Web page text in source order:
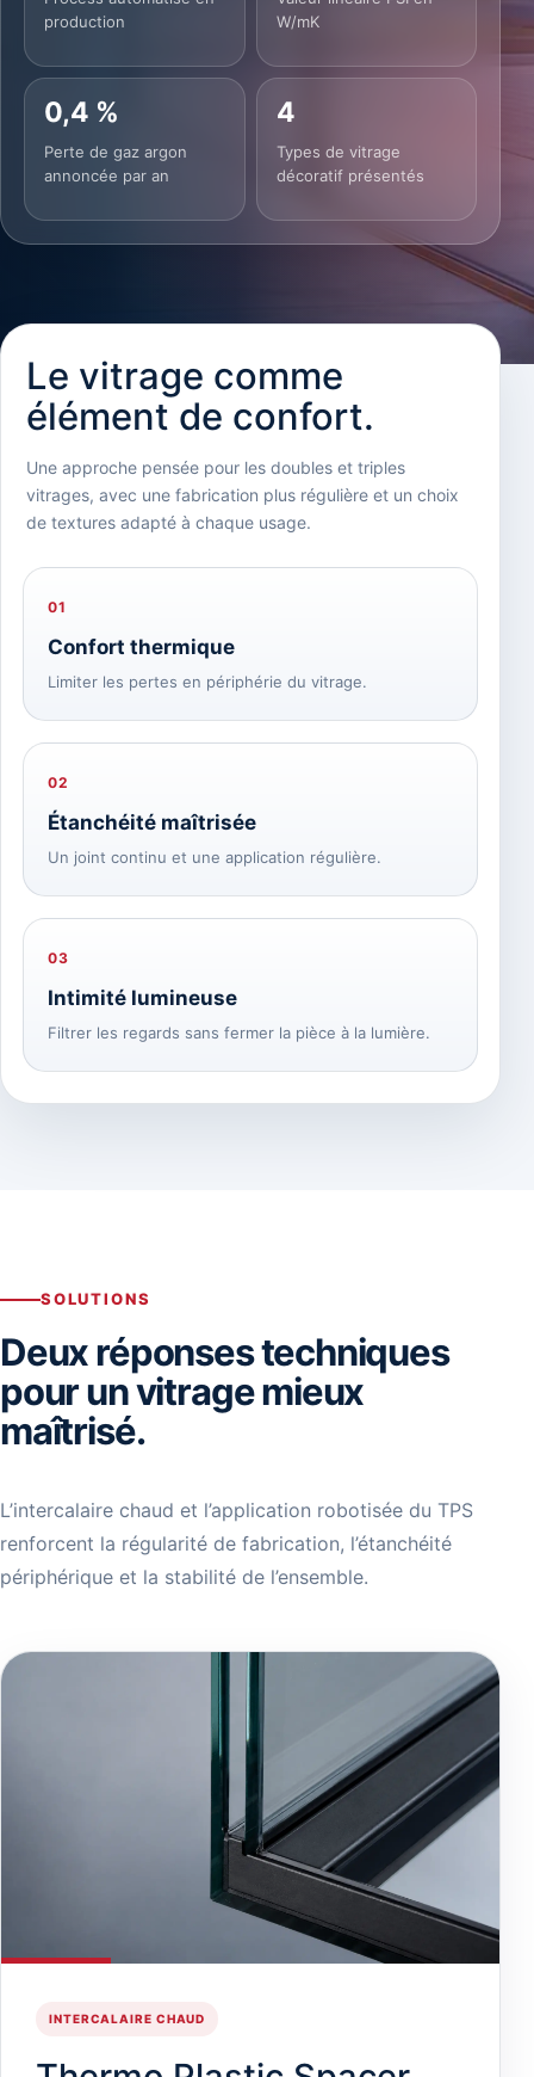
production
W/mK
0,4 %
Perte de gaz argon
annoncée par an
4
Types de vitrage
décoratif présentés
Le vitrage comme
élément de confort.
Une approche pensée pour les doubles et triples
vitrages, avec une fabrication plus régulière et un choix
de textures adapté à chaque usage.
01
Confort thermique
Limiter les pertes en périphérie du vitrage.
02
Étanchéité maîtrisée
Un joint continu et une application régulière.
03
Intimité lumineuse
Filtrer les regards sans fermer la pièce à la lumière.
SOLUTIONS
Deux réponses techniques
pour un vitrage mieux
maîtrisé.
L’intercalaire chaud et l’application robotisée du TPS
renforcent la régularité de fabrication, l’étanchéité
périphérique et la stabilité de l’ensemble.
INTERCALAIRE CHAUD